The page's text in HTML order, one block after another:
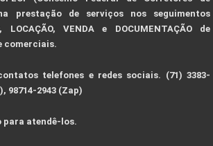
prestação de serviços nos seguimentos
LOCAÇÃO, VENDA e DOCUMENTAÇÃO de
comerciais.
telefones e redes sociais. (71) 3383-
98714-2943 (Zap)
para atendê-los.